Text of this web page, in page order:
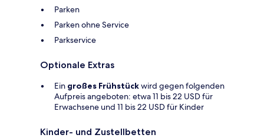
Parken
Parken ohne Service
Parkservice
Optionale Extras
Ein großes Frühstückwird gegen folgenden
Aufpreis angeboten: etwa 11 bis 22 USD für
Erwachsene und 11 bis 22 USD für Kinder
Kinder- und Zustellbetten